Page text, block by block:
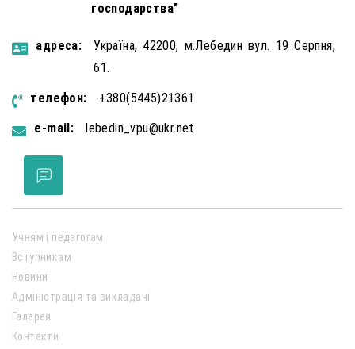
господарства”
aдресa:
Україна, 42200, м.Лебедин вул. 19 Серпня,
61.
телефон:
+380(5445)21361
e-mail:
lebedin_vpu@ukr.net
Учням і педагогам
Вступникам
Новини
Адміністрація та викладачі
Галерея
Контакти